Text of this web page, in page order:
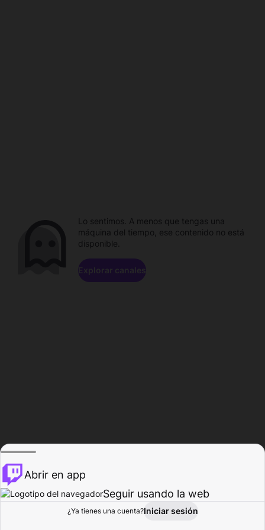
Explorar Actividad
Lo sentimos. A menos que tengas una
máquina del tiempo, ese contenido no está
disponible.
Explorar canales
Abrir en app
Seguir usando la web
¿Ya tienes una cuenta?Iniciar sesión